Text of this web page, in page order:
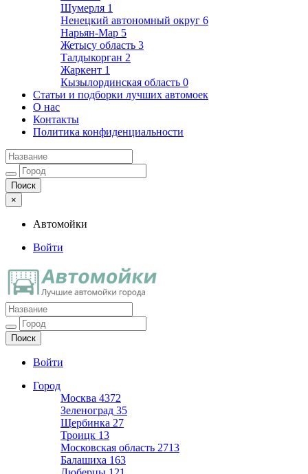
Шумерля 1
Ненецкий автономный округ 6
Нарьян-Мар 5
Жетысу область 3
Талдыкорган 2
Жаркент 1
Кызылординская область 0
Статьи и подборки лучших автомоек
О нас
Контакты
Политика конфиденциальности
×
Автомойки
Войти
Автомойки
Ещё один сайт на WordPress
Войти
Город
Москва 4372
Зеленоград 35
Щербинка 27
Троицк 13
Московская область 2713
Балашиха 163